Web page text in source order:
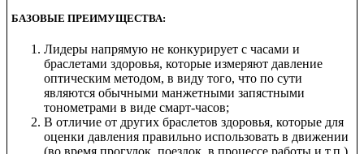
БАЗОВЫЕ ПРЕИМУЩЕСТВА:
Лидеры напрямую не конкурирует с часами и
браслетами здоровья, которые измеряют давление
оптическим методом, в виду того, что по сути
являются обычными манжетными запястными
тонометрами в виде смарт-часов;
В отличие от других браслетов здоровья, которые для
оценки давления правильно использовать в движении
(во время прогулок, поездок, в процессе работы и т.п.),